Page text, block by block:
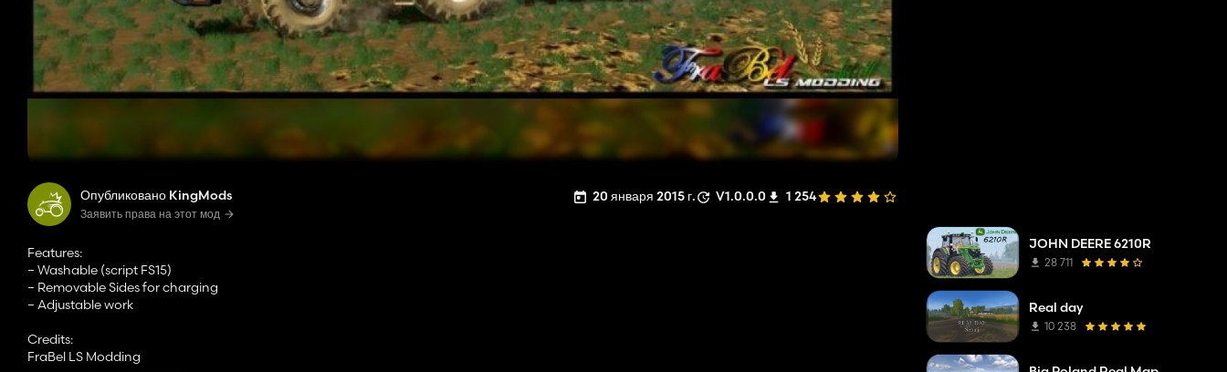
Опубликовано KingMods
Заявить права на этот мод
20 января 2015 г. V1.0.0.0 1 254
Features:
– Washable (script FS15)
– Removable Sides for charging
– Adjustable work
Credits:
FraBel LS Modding
JOHN DEERE 6210R
28 711
Real day
10 238